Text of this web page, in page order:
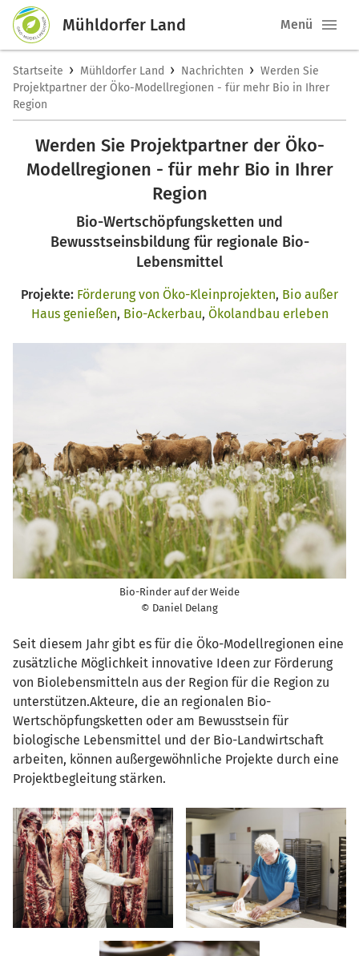
Mühldorfer Land Menü
Startseite › Mühldorfer Land › Nachrichten › Werden Sie
Projektpartner der Öko-Modellregionen - für mehr Bio in Ihrer
Region
Werden Sie Projektpartner der Öko-
Modellregionen - für mehr Bio in Ihrer
Region
Bio-Wertschöpfungsketten und
Bewusstseinsbildung für regionale Bio-
Lebensmittel
Projekte: Förderung von Öko-Kleinprojekten, Bio außer
Haus genießen, Bio-Ackerbau, Ökolandbau erleben
Bio-Rinder auf der Weide
© Daniel Delang
Seit diesem Jahr gibt es für die Öko-Modellregionen eine
zusätzliche Möglichkeit innovative Ideen zur Förderung
von Biolebensmitteln aus der Region für die Region zu
unterstützen.Akteure, die an regionalen Bio-
Wertschöpfungsketten oder am Bewusstsein für
biologische Lebensmittel und der Bio-Landwirtschaft
arbeiten, können außergewöhnliche Projekte durch eine
Projektbegleitung stärken.